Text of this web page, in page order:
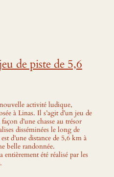
de piste de 5,6
activité ludique,
à Linas. Il s’agit d’un jeu de
d’une chasse au trésor
disséminées le long de
d’une distance de 5,6 km à
belle randonnée.
entièrement été réalisé par les